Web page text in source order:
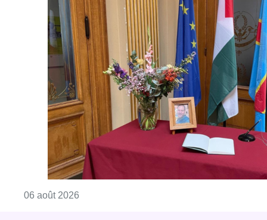
06 août 2026